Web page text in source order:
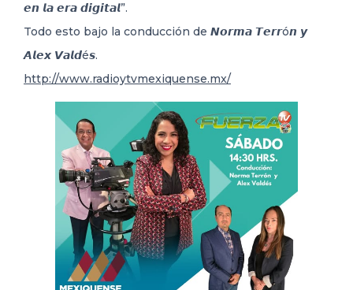
𝙚𝙣 𝙡𝙖 𝙚𝙧𝙖 𝙙𝙞𝙜𝙞𝙩𝙖𝙡”.
Todo esto bajo la conducción de 𝙉𝙤𝙧𝙢𝙖 𝙏𝙚𝙧𝙧ó𝙣 𝙮
𝘼𝙡𝙚𝙭 𝙑𝙖𝙡𝙙é𝙨.
http://www.radioytvmexiquense.mx/